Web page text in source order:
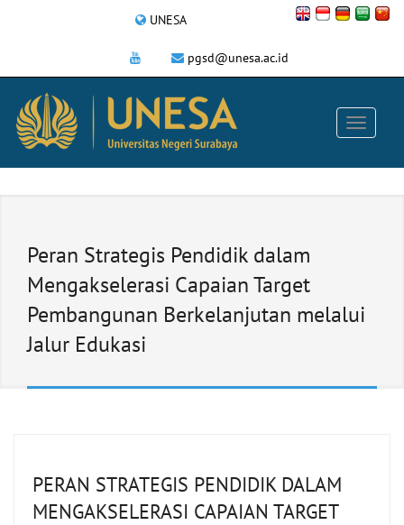
UNESA
pgsd@unesa.ac.id
Peran Strategis Pendidik dalam
Mengakselerasi Capaian Target
Pembangunan Berkelanjutan melalui
Jalur Edukasi
PERAN STRATEGIS PENDIDIK DALAM
MENGAKSELERASI CAPAIAN TARGET